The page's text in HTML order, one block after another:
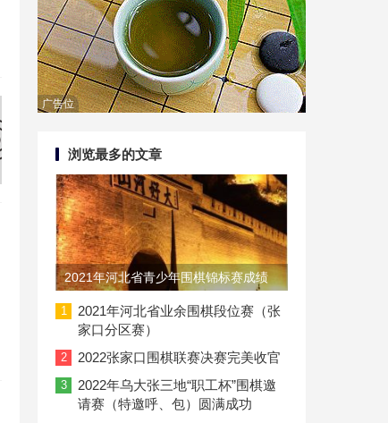
广告位
浏览最多的文章
2021年河北省青少年围棋锦标赛成绩
发布
1
2021年河北省业余围棋段位赛（张
家口分区赛）
2 2022张家口围棋联赛决赛完美收官
3
2022年乌大张三地“职工杯”围棋邀
请赛（特邀呼、包）圆满成功